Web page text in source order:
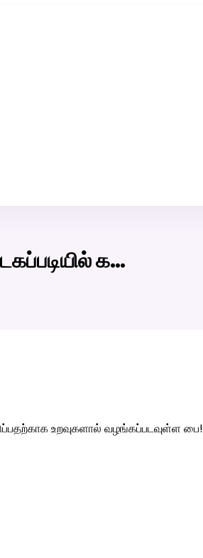
க…
உறவுகளால் வழங்கப்படவுள்ள பை!